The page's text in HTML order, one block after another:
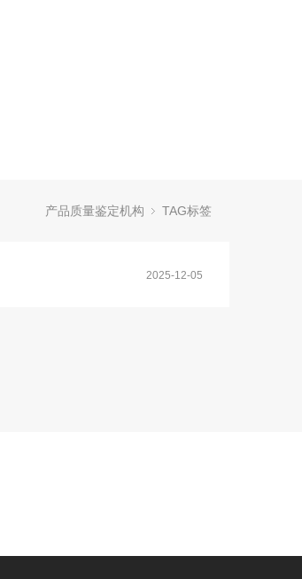
产品质量鉴定机构 TAG标签
2025-12-05